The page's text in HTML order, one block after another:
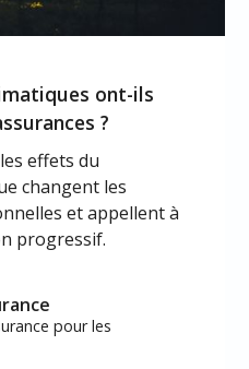
ont-ils
?
effets du
changent les
et appellent à
progressif.
pour les